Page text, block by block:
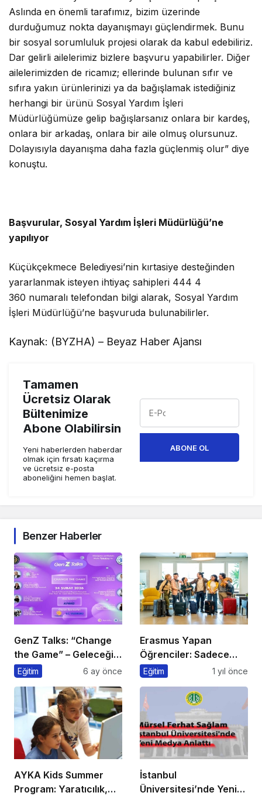
Aslında en önemli tarafımız, bizim üzerinde
durduğumuz nokta dayanışmayı güçlendirmek. Bunu
bir sosyal sorumluluk projesi olarak da kabul edebiliriz.
Dar gelirli ailelerimiz bizlere başvuru yapabilirler. Diğer
ailelerimizden de ricamız; ellerinde bulunan sıfır ve
sıfıra yakın ürünlerinizi ya da bağışlamak istediğiniz
herhangi bir ürünü Sosyal Yardım İşleri
Müdürlüğümüze gelip bağışlarsanız onlara bir kardeş,
onlara bir arkadaş, onlara bir aile olmuş olursunuz.
Dolayısıyla dayanışma daha fazla güçlenmiş olur” diye
konuştu.
Başvurular, Sosyal Yardım İşleri Müdürlüğü’ne
yapılıyor
Küçükçekmece Belediyesi’nin kırtasiye desteğinden
yararlanmak isteyen ihtiyaç sahipleri 444 4
360 numaralı telefondan bilgi alarak, Sosyal Yardım
İşleri Müdürlüğü’ne başvuruda bulunabilirler.
Kaynak: (BYZHA) – Beyaz Haber Ajansı
Tamamen
Ücretsiz Olarak
Bültenimize
Abone Olabilirsin
Yeni haberlerden haberdar
olmak için fırsatı kaçırma
ve ücretsiz e-posta
aboneliğini hemen başlat.
ABONE OL
Benzer Haberler
GenZ Talks: “Change
the Game” – Geleceği
Tasarlayanlar Sahne
Eğitim 6 ay önce
Erasmus Yapan
Öğrenciler: Sadece
Ülke Değil, Bakış Açısı
Eğitim 1 yıl önce
AYKA Kids Summer
Program: Yaratıcılık,
İstanbul
Üniversitesi’nde Yeni